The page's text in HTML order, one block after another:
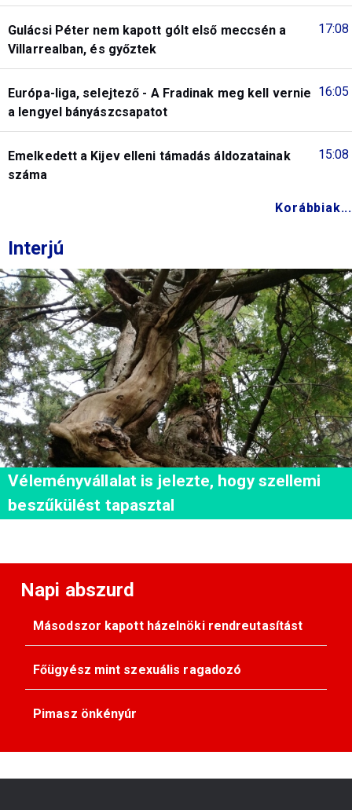
17:08
Gulácsi Péter nem kapott gólt első meccsén a
Villarrealban, és győztek
16:05
Európa-liga, selejtező - A Fradinak meg kell vernie
a lengyel bányászcsapatot
15:08
Emelkedett a Kijev elleni támadás áldozatainak
száma
Korábbiak...
Interjú
Véleményvállalat is jelezte, hogy szellemi
beszűkülést tapasztal
Napi abszurd
Másodszor kapott házelnöki rendreutasítást
Főügyész mint szexuális ragadozó
Pimasz önkényúr